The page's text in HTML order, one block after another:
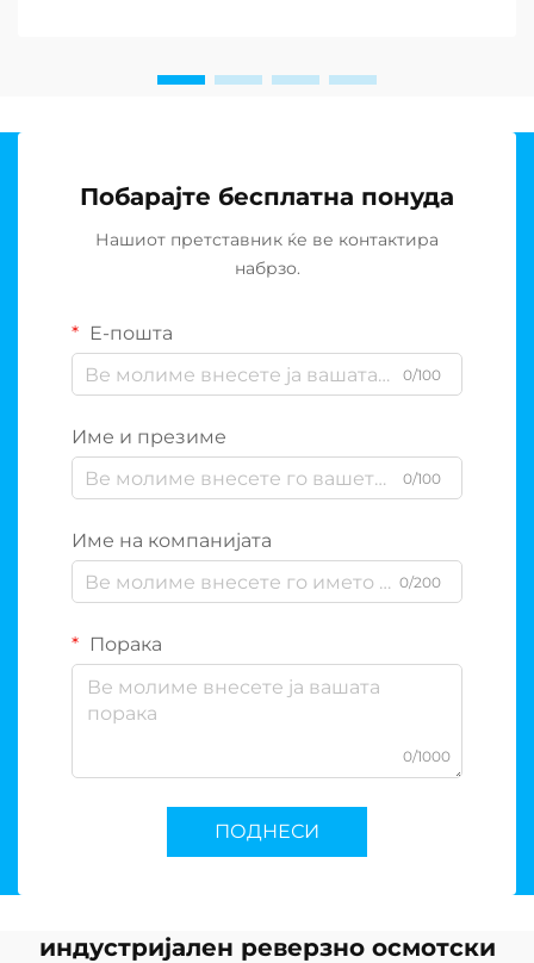
Побарајте бесплатна понуда
Нашиот претставник ќе ве контактира
набрзо.
Е-пошта
0/100
Име и презиме
0/100
Име на компанијата
0/200
Порака
0/1000
ПОДНЕСИ
индустријален реверзно осмотски